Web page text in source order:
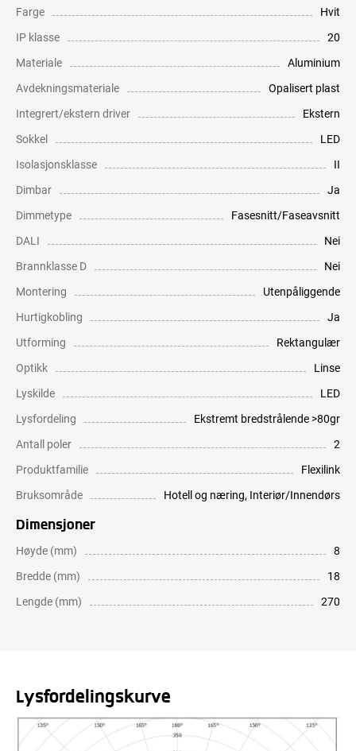
Farge
Hvit
IP klasse
20
Materiale
Aluminium
Avdekningsmateriale
Opalisert plast
Integrert/ekstern driver
Ekstern
Sokkel
LED
Isolasjonsklasse
II
Dimbar
Ja
Dimmetype
Fasesnitt/Faseavsnitt
DALI
Nei
Brannklasse D
Nei
Montering
Utenpåliggende
Hurtigkobling
Ja
Utforming
Rektangulær
Optikk
Linse
Lyskilde
LED
Lysfordeling
Ekstremt bredstrålende >80gr
Antall poler
2
Produktfamilie
Flexilink
Bruksområde
Hotell og næring, Interiør/Innendørs
Dimensjoner
Høyde (mm)
8
Bredde (mm)
18
Lengde (mm)
270
Lysfordelingskurve